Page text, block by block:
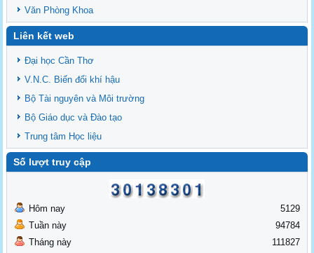
Văn Phòng Khoa
Liên kết web
Đại học Cần Thơ
V.N.C. Biến đổi khí hậu
Bộ Tài nguyên và Môi trường
Bộ Giáo dục và Đào tạo
Trung tâm Học liệu
Số lượt truy cập
Hôm nay
Tuần này
Tháng này
5129
94784
111827